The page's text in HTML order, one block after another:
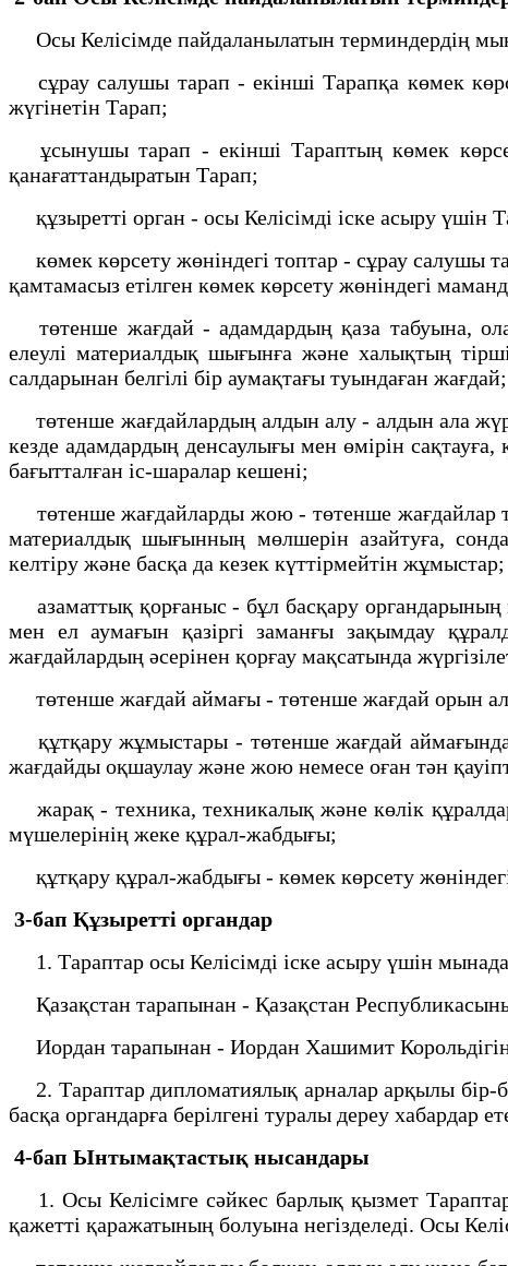
Осы Келісімде пайдаланылатын терминдердің
сұрау салушы тарап - екінші Тарапқа көмек
жүгінетін Тарап;
ұсынушы тарап - екінші Тараптың көмек
қанағаттандыратын Тарап;
құзыретті орган - осы Келісімді іске асыру үшін
көмек көрсету жөніндегі топтар - сұрау салушы
қамтамасыз етілген көмек көрсету жөніндегі
төтенше жағдай - адамдардың қаза табуына,
елеулі материалдық шығынға және халықтың
салдарынан белгілі бір аумақтағы туындаған жағдай;
төтенше жағдайлардың алдын алу - алдын ала
кезде адамдардың денсаулығы мен өмірін
бағытталған іс-шаралар кешені;
төтенше жағдайларды жою - төтенше жағдайлар
материалдық шығынның мөлшерін азайтуға,
келтіру және басқа да кезек күттірмейтін жұмыстар;
азаматтық қорғаныс - бұл басқару
мен ел аумағын қазіргі заманғы зақымдау
жағдайлардың әсерінен қорғау мақсатында
төтенше жағдай аймағы - төтенше жағдай орын
құтқару жұмыстары - төтенше жағдай
жағдайды оқшаулау және жою немесе оған тән
жарақ - техника, техникалық және көлік
мүшелерінің жеке құрал-жабдығы;
құтқару құрал-жабдығы - көмек көрсету
3-бап Құзыретті органдар
1. Тараптар осы Келісімді іске асыру үшін
Қазақстан тарапынан - Қазақстан
Иордан тарапынан - Иордан Хашимит
2. Тараптар дипломатиялық арналар арқылы бір-
басқа органдарға берілгені туралы дереу хабардар
4-бап Ынтымақтастық нысандары
1. Осы Келісімге сәйкес барлық қызмет
қажетті қаражатының болуына негізделеді. Осы